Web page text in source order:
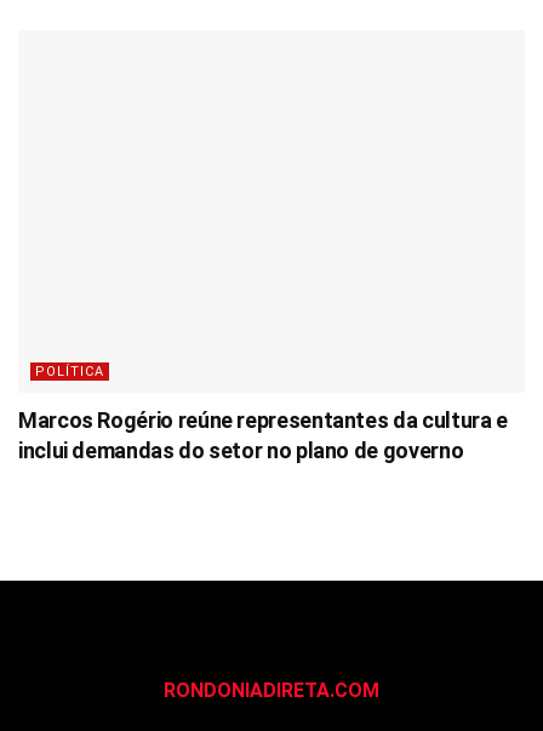
POLÍTICA
Marcos Rogério reúne representantes da cultura e
inclui demandas do setor no plano de governo
RONDONIADIRETA.COM